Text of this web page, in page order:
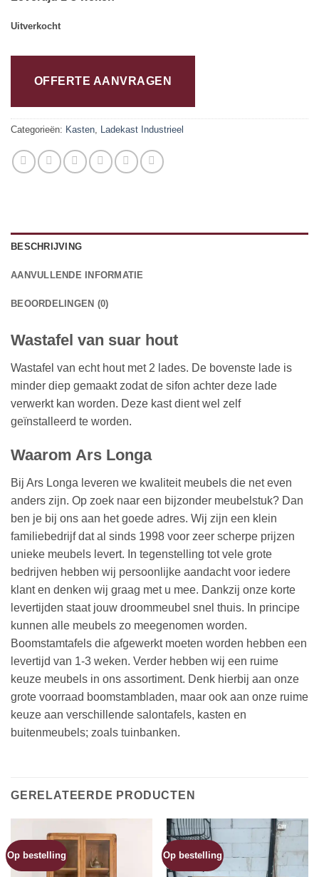
Uitverkocht
OFFERTE AANVRAGEN
Categorieën: Kasten, Ladekast Industrieel
BESCHRIJVING
AANVULLENDE INFORMATIE
BEOORDELINGEN (0)
Wastafel van suar hout
Wastafel van echt hout met 2 lades. De bovenste lade is
minder diep gemaakt zodat de sifon achter deze lade
verwerkt kan worden. Deze kast dient wel zelf
geïnstalleerd te worden.
Waarom Ars Longa
Bij Ars Longa leveren we kwaliteit meubels die net even
anders zijn. Op zoek naar een bijzonder meubelstuk? Dan
ben je bij ons aan het goede adres. Wij zijn een klein
familiebedrijf dat al sinds 1998 voor zeer scherpe prijzen
unieke meubels levert. In tegenstelling tot vele grote
bedrijven hebben wij persoonlijke aandacht voor iedere
klant en denken wij graag met u mee. Dankzij onze korte
levertijden staat jouw droommeubel snel thuis. In principe
kunnen alle meubels zo meegenomen worden.
Boomstamtafels die afgewerkt moeten worden hebben een
levertijd van 1-3 weken. Verder hebben wij een ruime
keuze meubels in ons assortiment. Denk hierbij aan onze
grote voorraad boomstambladen, maar ook aan onze ruime
keuze aan verschillende salontafels, kasten en
buitenmeubels; zoals tuinbanken.
GERELATEERDE PRODUCTEN
Op bestelling Op bestelling